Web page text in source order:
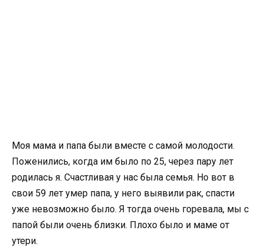
Моя мама и папа были вместе с самой молодости.
Поженились, когда им было по 25, через пару лет
родилась я. Счастливая у нас была семья. Но вот в
свои 59 лет умер папа, у него выявили рак, спасти
уже невозможно было. Я тогда очень горевала, мы с
папой были очень близки. Плохо было и маме от
утери.